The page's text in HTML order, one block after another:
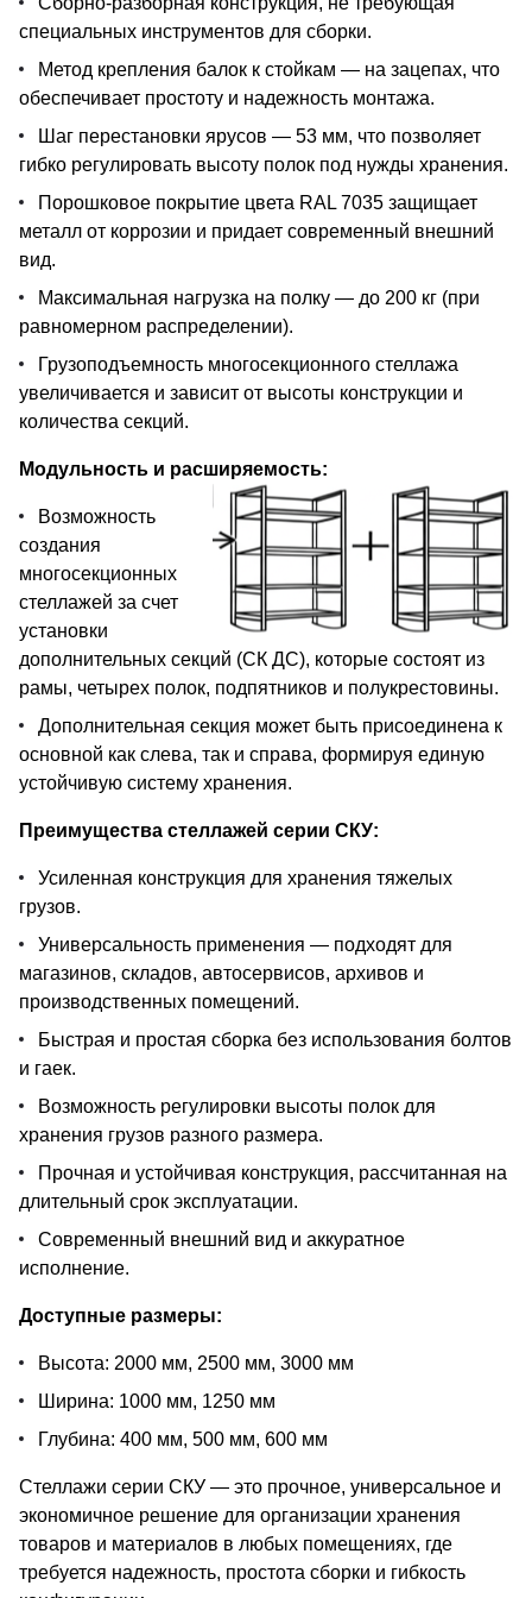
специальных инструментов для сборки.
Метод крепления балок к стойкам — на зацепах, что
обеспечивает простоту и надежность монтажа.
Шаг перестановки ярусов — 53 мм, что позволяет
гибко регулировать высоту полок под нужды хранения.
Порошковое покрытие цвета RAL 7035 защищает
металл от коррозии и придает современный внешний
вид.
Максимальная нагрузка на полку — до 200 кг (при
равномерном распределении).
Грузоподъемность многосекционного стеллажа
увеличивается и зависит от высоты конструкции и
количества секций.
Модульность и расширяемость:
Возможность
создания
многосекционных
стеллажей за счет
установки
дополнительных секций (СК ДС), которые состоят из
рамы, четырех полок, подпятников и полукрестовины.
Дополнительная секция может быть присоединена к
основной как слева, так и справа, формируя единую
устойчивую систему хранения.
Преимущества стеллажей серии СКУ:
Усиленная конструкция для хранения тяжелых
грузов.
Универсальность применения — подходят для
магазинов, складов, автосервисов, архивов и
производственных помещений.
Быстрая и простая сборка без использования болтов
и гаек.
Возможность регулировки высоты полок для
хранения грузов разного размера.
Прочная и устойчивая конструкция, рассчитанная на
длительный срок эксплуатации.
Современный внешний вид и аккуратное
исполнение.
Доступные размеры:
Высота: 2000 мм, 2500 мм, 3000 мм
Ширина: 1000 мм, 1250 мм
Глубина: 400 мм, 500 мм, 600 мм
Стеллажи серии СКУ — это прочное, универсальное и
экономичное решение для организации хранения
товаров и материалов в любых помещениях, где
требуется надежность, простота сборки и гибкость